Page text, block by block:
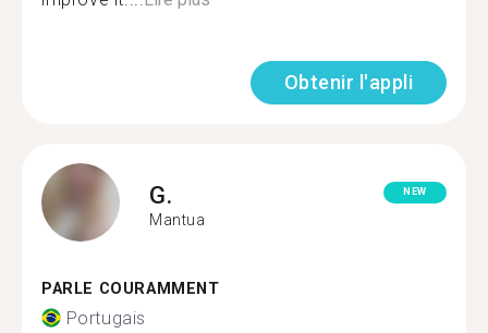
Obtenir l'appli
G.
Mantua
NEW
PARLE COURAMMENT
Portugais